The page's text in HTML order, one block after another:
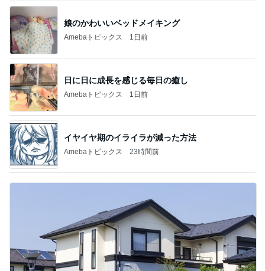
娘のかわいいベッドメイキング
Amebaトピックス 1日前
日に日に成長を感じる毎日の癒し
Amebaトピックス 1日前
イヤイヤ期のイライラが減った方法
Amebaトピックス 23時間前